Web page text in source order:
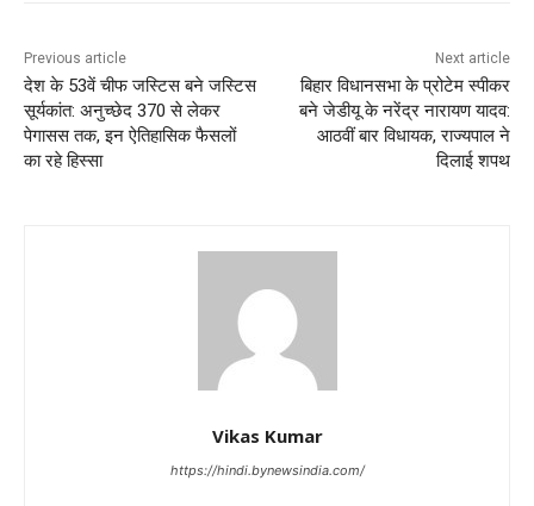
Previous article
देश के 53वें चीफ जस्टिस बने जस्टिस
सूर्यकांत: अनुच्छेद 370 से लेकर
पेगासस तक, इन ऐतिहासिक फैसलों
का रहे हिस्सा
Next article
बिहार विधानसभा के प्रोटेम स्पीकर
बने जेडीयू के नरेंद्र नारायण यादव:
आठवीं बार विधायक, राज्यपाल ने
दिलाई शपथ
Vikas Kumar
https://hindi.bynewsindia.com/